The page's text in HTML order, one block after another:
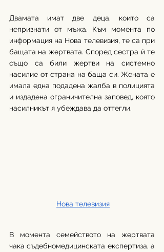
Двамата имат две деца, които са
непризнати от мъжа. Към момента по
информация на Нова телевизия, те са при
бащата на жертвата. Според сестра ѝ те
също са били жертви на системно
насилие от страна на баща си. Жената е
имала една подадена жалба в полицията
и издадена ограничителна заповед, която
насилникът я убеждава да оттегли.
Нова телевизия
В момента семейството на жертвата
чака съдебномедицинската експертиза, а